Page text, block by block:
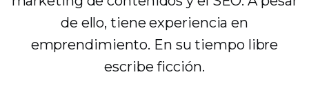
de ello, tiene experiencia en
emprendimiento. En su tiempo libre
escribe ficción.